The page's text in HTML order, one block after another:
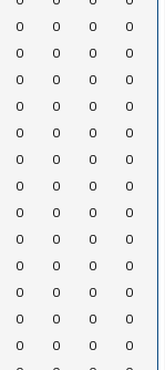
0 0 0
0
0 0 0
0
0 0 0
0
0 0 0
0
0 0 0
0
0 0 0
0
0 0 0
0
0 0 0
0
0 0 0
0
0 0 0
0
0 0 0
0
0 0 0
0
0 0 0
0